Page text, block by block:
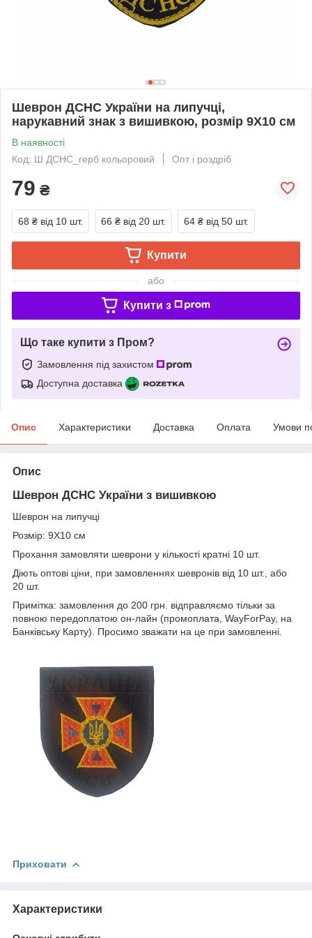
Шеврон ДСНС України на липучці,
нарукавний знак з вишивкою, розмір 9Х10 см
В наявності
Код: Ш ДСНС_герб кольоровий
Опт і роздріб
79 ₴
68 ₴ від 10 шт. 66 ₴ від 20 шт. 64 ₴ від 50 шт.
Купити
або
Купити з
Що таке купити з Пром?
Замовлення під захистом
Доступна доставка
Опис Характеристики Доставка Оплата Умови
Опис
Шеврон ДСНС України з вишивкою
Шеврон на липучці
Розмір: 9Х10 см
Прохання замовляти шеврони у кількості кратні 10 шт.
Діють оптові ціни, при замовленнях шевронів від 10 шт., або
20 шт.
Примітка: замовлення до 200 грн. відправляємо тільки за
повною передоплатою он-лайн (промоплата, WayForPay, на
Банківську Карту). Просимо зважати на це при замовленні.
Приховати
Характеристики